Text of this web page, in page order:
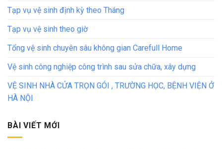
Tạp vụ vệ sinh định kỳ theo Tháng
Tạp vụ vệ sinh theo giờ
Tổng vệ sinh chuyên sâu không gian Carefull Home
Vệ sinh công nghiệp công trình sau sửa chữa, xây dựng
VỆ SINH NHÀ CỬA TRỌN GÓI , TRƯỜNG HỌC, BỆNH VIỆN Ở
HÀ NỘI
BÀI VIẾT MỚI